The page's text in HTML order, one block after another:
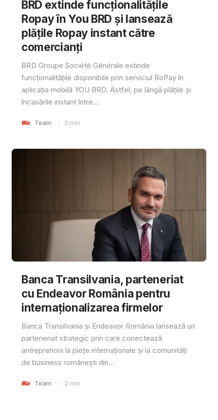
BRD extinde funcționalitățile
Ropay în You BRD și lansează
plățile Ropay instant către
comercianți
BRD Groupe Société Générale extinde
funcționalitățile disponibile prin serviciul RoPay în
aplicația mobilă YOU BRD. Astfel, pe lângă plățile și
încasările instant între...
Team 2 min
Banca Transilvania, parteneriat
cu Endeavor România pentru
internaționalizarea firmelor
Banca Transilvania și Endeavor România lansează un
parteneriat strategic prin care conectează
antreprenorii la piețe internaționale și la comunități
de business românești din...
Team 2 min